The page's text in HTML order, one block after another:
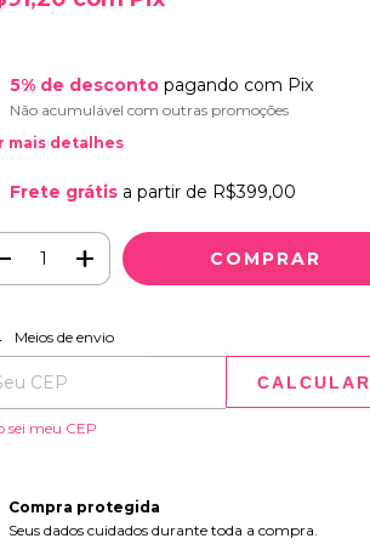
5% de descontopagando com Pix
Não acumulável com outras promoções
mais detalhes
Frete grátis a partir de R$399,00
para o CEP:
Meios de envio
CALCULAR
sei meu CEP
Compra protegida
Seus dados cuidados durante toda a compra.